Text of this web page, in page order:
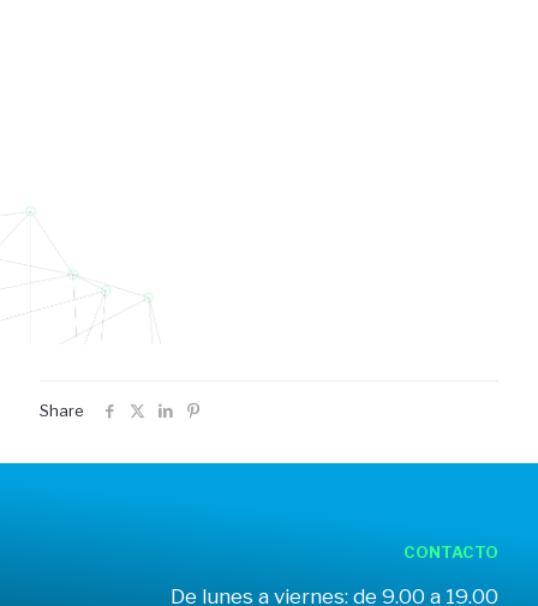
Share
CONTACTO
De lunes a viernes: de 9.00 a 19.00